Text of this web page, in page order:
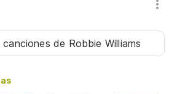
cancionesde Robbie Williams